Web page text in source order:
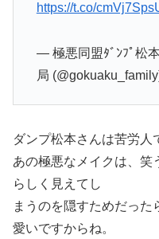
https://t.co/
— 極悪同盟ﾀﾞﾝﾌﾟ松
局
ダンプ松本さんは苦労人
あの極悪なメイクは、笑
らしく見えてし
まうのを隠すためだっ
愛いですからね。